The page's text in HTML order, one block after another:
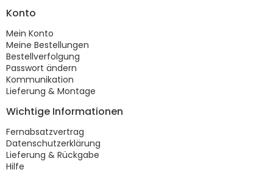
Konto
Mein Konto
Meine Bestellungen
Bestellverfolgung
Passwort ändern
Kommunikation
Lieferung & Montage
Wichtige Informationen
Fernabsatzvertrag
Datenschutzerklärung
Lieferung & Rückgabe
Hilfe